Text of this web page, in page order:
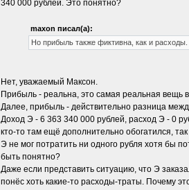
340 000 рублей. Это понятно?
maxon писал(а):
Но прибыль также фиктивна, как и расходы.
Нет, уважаемый Максон.
Прибыль - реальна, это самая реальная вещь
Далее, прибыль - действительно разница
Доход Э - 6 363 340 000 рублей, расход Э - 0
кто-то там ещё дополнительно обогатился,
Э не мог потратить ни одного рубля хотя бы
быть понятно?
Даже если представить ситуацию, что Э
понёс хоть какие-то расходы-траты. Почему